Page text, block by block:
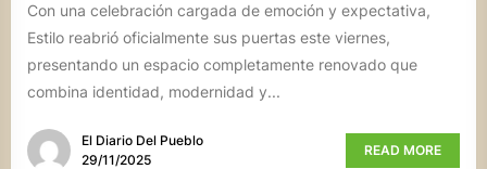
Con una celebración cargada de emoción y expectativa,
Estilo reabrió oficialmente sus puertas este viernes,
presentando un espacio completamente renovado que
combina identidad, modernidad y...
El Diario Del Pueblo
29/11/2025
READ MORE